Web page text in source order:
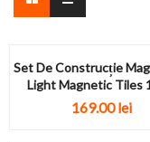
Set De Construcție
Light Magnetic Tiles
169.00lei